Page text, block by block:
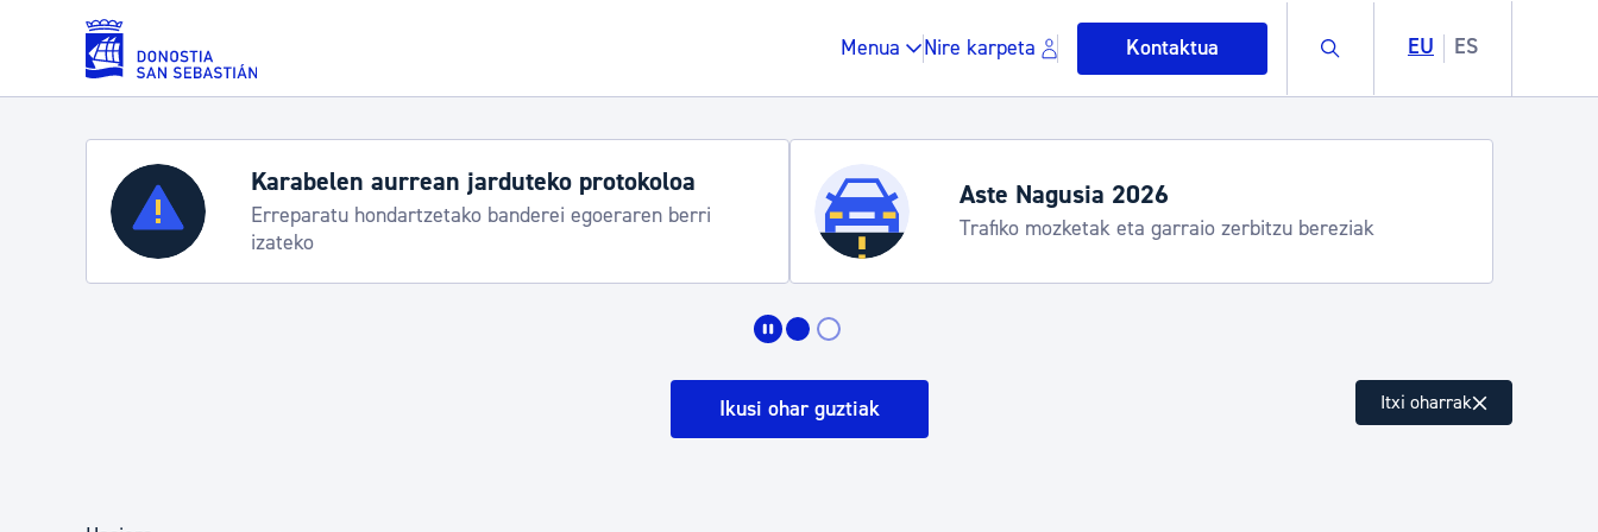
Eduki nagusira joan
Menua Nire karpeta Kontaktua Buscar EU ES
Zerbitzuak
Errolda eta gai pertsonalak
Gune publikoa, hondakinak eta ingurumena
Karabelen aurrean jarduteko protokoloa
Erreparatu hondartzetako banderei egoeraren berri
izateko
Aste Nagusia 2026
Trafiko mozketak eta garraio zerbitzu bereziak
Ikusi ohar guztiak Itxi oharrak